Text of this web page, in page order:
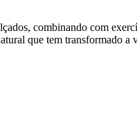
combinando com
que tem transformado